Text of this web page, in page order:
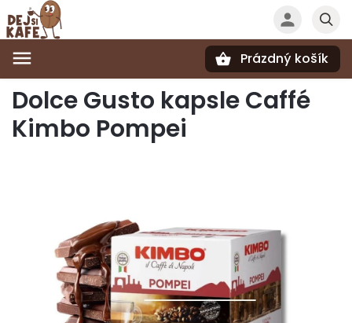
Prázdný košík
Dolce Gusto kapsle Caffé
Kimbo Pompei